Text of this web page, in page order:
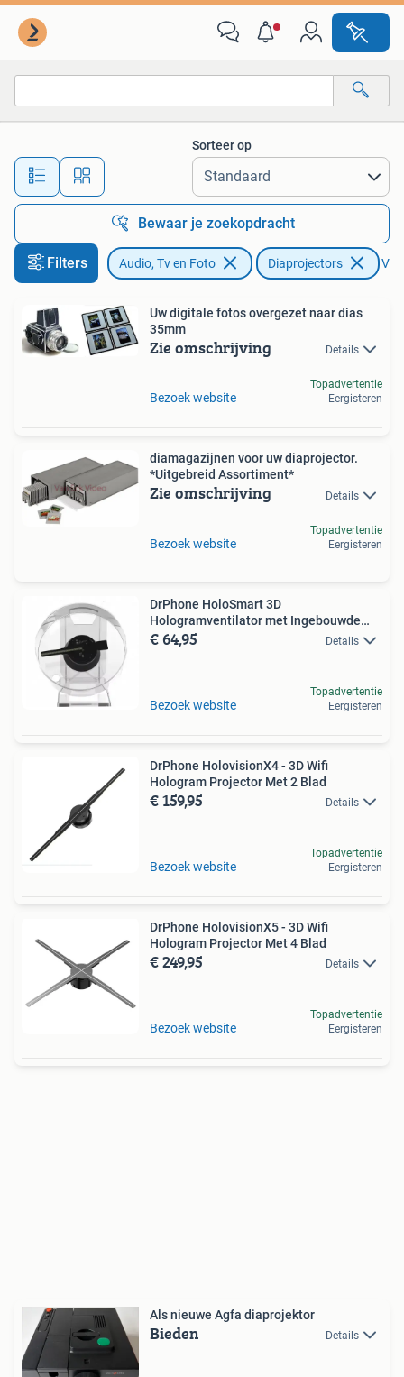
Alle afstanden…
Sorteer op
Bewaar je zoekopdracht
Filters Audio, Tv en Foto Diaprojectors
Uw digitale fotos overgezet naar dias
35mm
Zie omschrijving Details
Bezoek website
Topadvertentie
Eergisteren
diamagazijnen voor uw diaprojector.
*Uitgebreid Assortiment*
Zie omschrijving Details
Bezoek website
Topadvertentie
Eergisteren
DrPhone HoloSmart 3D
Hologramventilator met Ingebouwde
Speak
€ 64,95 Details
Bezoek website
Topadvertentie
Eergisteren
DrPhone HolovisionX4 - 3D Wifi
Hologram Projector Met 2 Blad
€ 159,95 Details
Bezoek website
Topadvertentie
Eergisteren
DrPhone HolovisionX5 - 3D Wifi
Hologram Projector Met 4 Blad
€ 249,95 Details
Bezoek website
Topadvertentie
Eergisteren
Als nieuwe Agfa diaprojektor
Bieden Details